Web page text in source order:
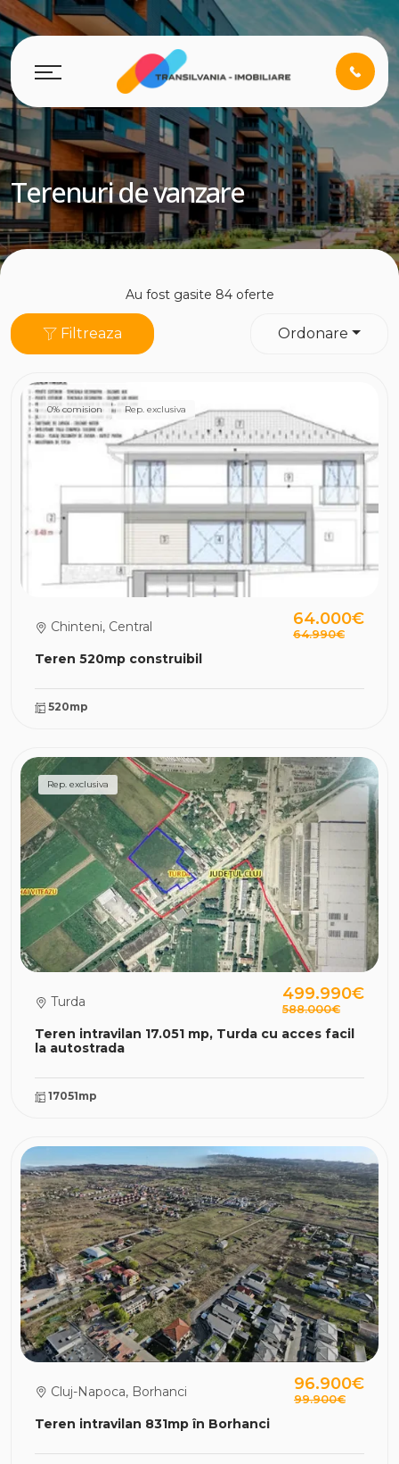
Terenuri de vanzare
Au fost gasite 84 oferte
Ordonare
Filtreaza
0% comision Rep. exclusiva
Teren 520mp construibil
Chinteni, Central 64.000€
64.990€
520mp
Rep. exclusiva
Teren intravilan 17.051 mp, Turda cu acces facil
la autostrada
Turda 499.990€
588.000€
17051mp
Teren intravilan 831mp în Borhanci
Cluj-Napoca, Borhanci 96.900€
99.900€